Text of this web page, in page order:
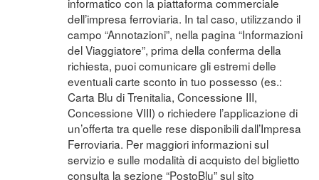
dell’impresa ferroviaria. In tal caso, utilizzando il
campo “Annotazioni”, nella pagina “Informazioni
del Viaggiatore”, prima della conferma della
richiesta, puoi comunicare gli estremi delle
eventuali carte sconto in tuo possesso (es.:
Carta Blu di Trenitalia, Concessione III,
Concessione VIII) o richiedere l’applicazione di
un’offerta tra quelle rese disponibili dall’Impresa
Ferroviaria. Per maggiori informazioni sul
servizio e sulle modalità di acquisto del biglietto
consulta la sezione “PostoBlu” sul sito